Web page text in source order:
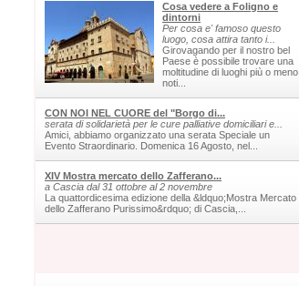
Cosa vedere a Foligno e
dintorni
Per cosa e' famoso questo
luogo, cosa attira tanto i...
Girovagando per il nostro bel
Paese è possibile trovare una
moltitudine di luoghi più o meno
noti...
CON NOI NEL CUORE del "Borgo di...
serata di solidarietà per le cure palliative domiciliari e...
Amici, abbiamo organizzato una serata Speciale un
Evento Straordinario. Domenica 16 Agosto, nel...
XIV Mostra mercato dello Zafferano...
a Cascia dal 31 ottobre al 2 novembre
La quattordicesima edizione della &ldquo;Mostra Mercato
dello Zafferano Purissimo&rdquo; di Cascia,...